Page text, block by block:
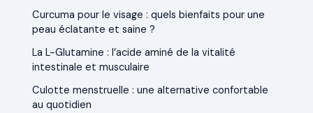
Curcuma pour le visage : quels bienfaits pour une
peau éclatante et saine ?
La L-Glutamine : l’acide aminé de la vitalité
intestinale et musculaire
Culotte menstruelle : une alternative confortable
au quotidien